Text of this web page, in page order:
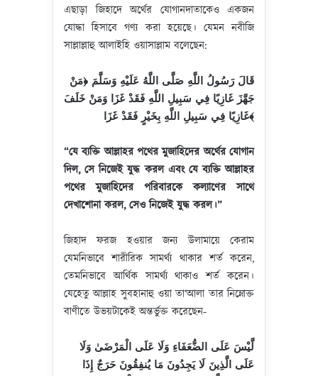
এছাড়া জিহাদে অর্থের যোগানদাতাকেও একজন
যোদ্ধা হিসাবে গণ্য করা হয়েছে। যেমন নবীজি
সাল্লাল্লাহু আলাইহি ওয়াসাল্লাম বলেছেন:
قَالَ رَسُولُ اللَّهِ صَلَّى اللَّهُ عَلَيْهِ وَسَلَّمَ ﴿مَنْ
جَهَّزَ غَازِيًا فِي سَبِيلِ اللَّهِ فَقَدْ غَزَا وَمَنْ خَلَفَ
غَازِيًا فِي سَبِيلِ اللَّهِ بِخَيْرٍ فَقَدْ غَزَا﴾
“যে ব্যক্তি আল্লাহর পথের মুজাহিদের অর্থের যোগান
দিল,সে নিজেই যুদ্ধ করল এবং যে ব্যক্তি আল্লাহর
পথের
মুজাহিদের পরিবারকে কল্যাণের
সাথে
দেখাশোনা করল,সেও নিজেই যুদ্ধ করল।”
জিহাদ ফরজ হওয়ার জন্য উলামায়ে কেরাম
যেমনিভাবে শারীরিক সামর্থ্য থাকার শর্ত করেন,
তেমনিভাবে আর্থিক সামর্থ্য থাকাও শর্ত করেন।
যেহেতু আল্লাহ সুবহানাহু ওয়া তা‘আলা তার নিম্নোক্ত
বাণীতে উভয়টাকেই অন্তর্ভুক্ত করেছেন-
لَّيْسَ عَلَى الضُّعَفَاءِ وَلَا عَلَى الْمَرْضَىٰ وَلَا
عَلَى الَّذِينَ لَا يَجِدُونَ مَا يُنفِقُونَ حَرَجٌ إِذَا